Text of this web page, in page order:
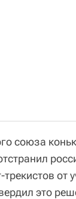
союза
от
это